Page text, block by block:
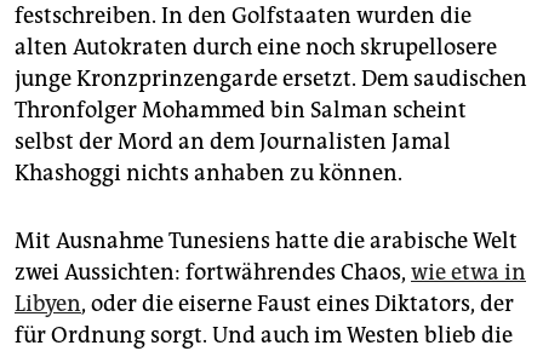
festschreiben. In den Golfstaaten wurden die
alten Autokraten durch eine noch skrupellosere
junge Kronzprinzengarde ersetzt. Dem saudischen
Thronfolger Mohammed bin ­Salman scheint
selbst der Mord an dem Journa­listen Jamal
Khashoggi nichts anhaben zu können.
Mit Ausnahme Tunesiens hatte die arabische Welt
zwei Aussichten: fortwährendes Chaos, wie etwa in
Libyen, oder die eiserne Faust eines Diktators, der
für Ordnung sorgt. Und auch im Westen blieb die